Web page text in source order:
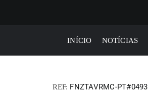
INÍCIO NOTÍCIAS
REF: FNZTAVRMC-PT#0493